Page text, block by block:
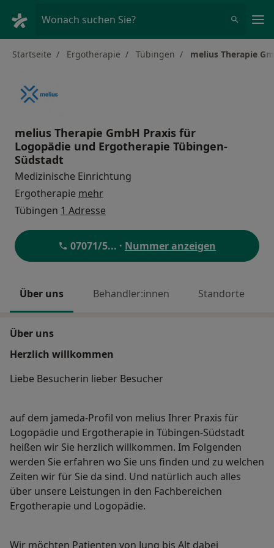
Wonach suchen Sie?
Startseite Ergotherapie Tübingen melius Therapie
melius Therapie GmbH Praxis für
Logopädie und Ergotherapie Tübingen-
Südstadt
Medizinische Einrichtung
Ergotherapie mehr
Tübingen 1 Adresse
07071/5... · Nummer anzeigen
Über uns Behandler:innen Standorte
Über uns
Herzlich willkommen
Liebe Besucherin lieber Besucher
auf dem jameda-Profil von melius Ihrer Praxis für
Logopädie und Ergotherapie in Tübingen-Südstadt
heißen wir Sie herzlich willkommen. Im Folgenden
werden Sie erfahren wo Sie uns finden und zu welchen
Zeiten wir für Sie da sind. Und natürlich auch alles
über unsere Leistungen in den Fachbereichen
Ergotherapie und Logopädie.
Wir möchten Patienten von Jung bis Alt dabei